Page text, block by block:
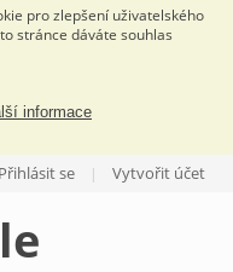
pro zlepšení uživatelského
stránce dáváte souhlas
informace
Přihlásit se Vytvořit účet